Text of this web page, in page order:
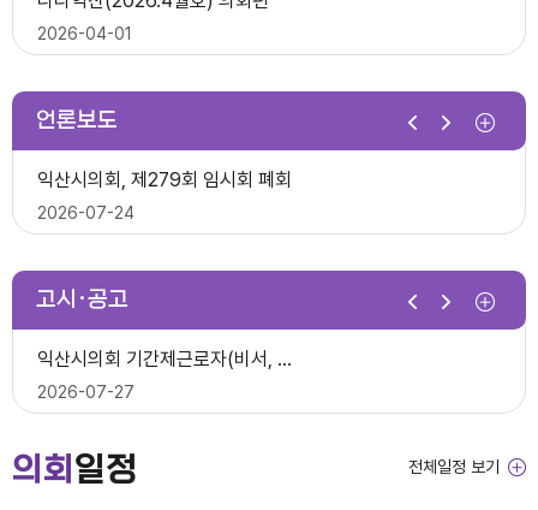
2026년 1분기 홍보예산 운용현황
다다익산(2026.4월호) 의회편
2026-07-07
제278회 익산시의회 임시회 의사일정(안)
2026-06-22
2026년 1분기 홍보예산 운용현황
2026-04-08
2026-04-01
다다익산(2026.3월호) 의회편
2026-03-03
다다익산(2026.2월호) 의회편
2026-02-02
언론보도
2026-06-26
익산시의회, 제279회 임시회 폐회
2026-07-24
2026-07-15
고시·공고
익산시의회 기간제근로자(중증장애 의원 활동보조) 채용 공고
2026-06-30
익산시의회 기간제근로자(비서, 행정보조) 채용 공고
2026-07-27
의회 일정 전체일정 보기